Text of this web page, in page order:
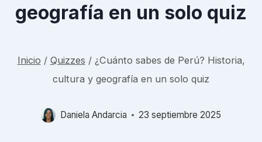
geografía en un solo quiz
Inicio / Quizzes / ¿Cuánto sabes de Perú? Historia,
cultura y geografía en un solo quiz
Daniela Andarcia 23 septiembre 2025